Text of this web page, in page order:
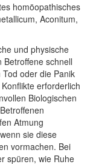
homöopathisches
Aconitum,
und physische
schnell
oder die Panik
erforderlich
Biologischen
Atmung
sie diese
vormachen. Bei
spüren, wie Ruhe